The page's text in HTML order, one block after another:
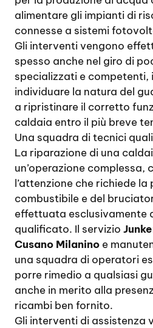
alimentare gli impianti di
connesse a sistemi
Gli interventi vengono
spesso anche nel giro di
specializzati e competenti,
individuare la natura del
a ripristinare il corretto
caldaia entro il più breve
Una squadra di tecnici
La riparazione di una
un’operazione complessa,
l’attenzione che richiede la
combustibile e del
effettuata esclusivamente
qualificato. Il servizio
Cusano Milanino e
una squadra di operatori
porre rimedio a qualsiasi
anche in merito alla
ricambi ben fornito.
Gli interventi di assistenza